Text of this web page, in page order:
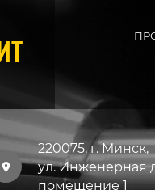
ИТ
220075, г. Минск,
ул. Инженерная
помещение 1